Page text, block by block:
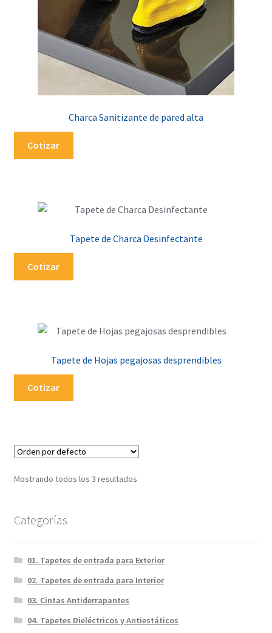
Charca Sanitizante de pared alta
Cotizar
Tapete de Charca Desinfectante
Cotizar
Tapete de Hojas pegajosas desprendibles
Cotizar
Mostrando todos los 3 resultados
Categorías
01. Tapetes de entrada para Exterior
02. Tapetes de entrada para Interior
03. Cintas Antiderrapantes
04. Tapetes Dieléctricos y Antiestáticos